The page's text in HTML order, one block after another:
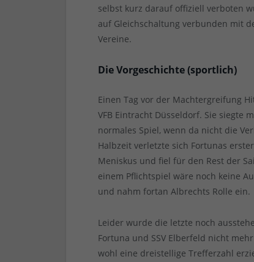
selbst kurz darauf offiziell verboten
auf Gleichschaltung verbunden mit
Vereine.
Die Vorgeschichte (sportlich)
Einen Tag vor der Machtergreifung
VFB Eintracht Düsseldorf. Sie siegte
normales Spiel, wenn da nicht die
Halbzeit verletzte sich Fortunas
Meniskus und fiel für den Rest der
einem Pflichtspiel wäre noch keine
und nahm fortan Albrechts Rolle ein.
Leider wurde die letzte noch
Fortuna und SSV Elberfeld nicht
wohl eine dreistellige Trefferzahl